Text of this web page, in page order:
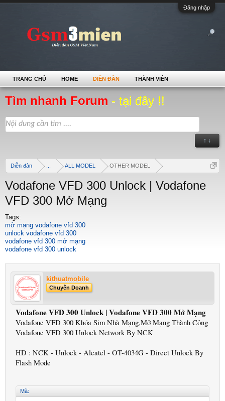
Đăng nhập
Tìm nhanh Forum - tại đây !!
↑ ↓
Diễn đàn ALL MODEL OTHER MODEL
Vodafone VFD 300 Unlock | Vodafone
VFD 300 Mở Mạng
Tags:
mở mạng vodafone vfd 300
unlock vodafone vfd 300
vodafone vfd 300 mở mạng
vodafone vfd 300 unlock
kithuatmobile
Chuyên Doanh
Vodafone VFD 300 Unlock | Vodafone VFD 300 Mở Mạng
Vodafone VFD 300 Khóa Sim Nhà Mạng,Mở Mạng Thành Công
Vodafone VFD 300 Unlock Network By NCK
HD : NCK - Unlock - Alcatel - OT-4034G - Direct Unlock By
Flash Mode
Mã:
TRANG CHỦ HOME DIỄN ĐÀN THÀNH VIÊN